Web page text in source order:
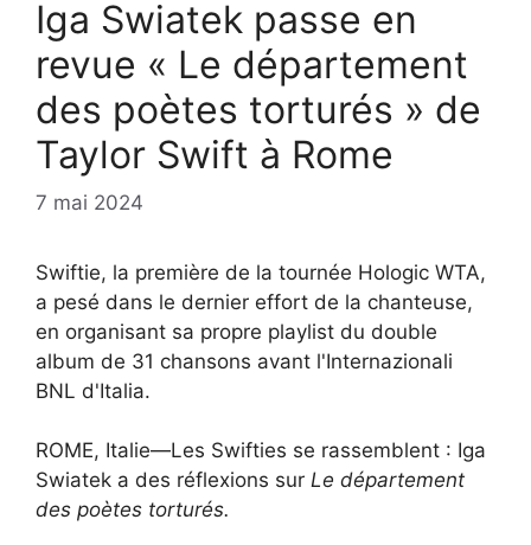
Iga Swiatek passe en
revue « Le département
des poètes torturés » de
Taylor Swift à Rome
7 mai 2024
Swiftie, la première de la tournée Hologic WTA,
a pesé dans le dernier effort de la chanteuse,
en organisant sa propre playlist du double
album de 31 chansons avant l'Internazionali
BNL d'Italia.
ROME, Italie—Les Swifties se rassemblent : Iga
Swiatek a des réflexions sur Le département
des poètes torturés.